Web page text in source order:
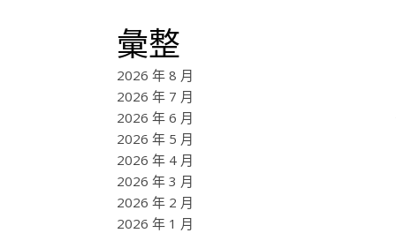
彙整
2026 年 8 月
2026 年 7 月
2026 年 6 月
2026 年 5 月
2026 年 4 月
2026 年 3 月
2026 年 2 月
2026 年 1 月